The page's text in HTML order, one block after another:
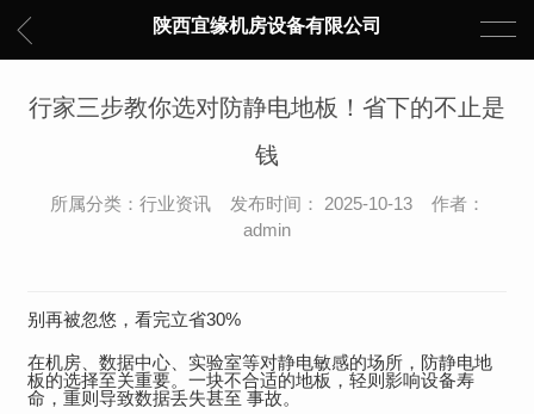
陕西宜缘机房设备有限公司
行家三步教你选对防静电地板！省下的不止是
钱
所属分类：行业资讯 发布时间： 2025-10-13 作者：
admin
别再被忽悠，看完立省30%
在机房、数据中心、实验室等对静电敏感的场所，防静电地
板的选择至关重要。一块不合适的地板，轻则影响设备寿
命，重则导致数据丢失甚至 事故。